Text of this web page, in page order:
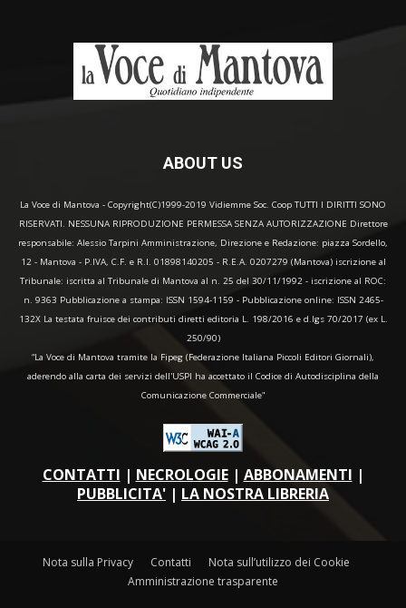
ABOUT US
La Voce di Mantova - Copyright(C)1999-2019 Vidiemme Soc. Coop TUTTI I DIRITTI SONO
RISERVATI. NESSUNA RIPRODUZIONE PERMESSA SENZA AUTORIZZAZIONE Direttore
responsabile: Alessio Tarpini Amministrazione, Direzione e Redazione: piazza Sordello,
12 - Mantova - P.IVA, C.F. e R.I. 01898140205 - R.E.A. 0207279 (Mantova) iscrizione al
Tribunale: iscritta al Tribunale di Mantova al n. 25 del 30/11/1992 - iscrizione al ROC:
n. 9363 Pubblicazione a stampa: ISSN 1594-1159 - Pubblicazione online: ISSN 2465-
132X La testata fruisce dei contributi diretti editoria L. 198/2016 e d.lgs 70/2017 (ex L.
250/90)
“La Voce di Mantova tramite la Fipeg (Federazione Italiana Piccoli Editori Giornali),
aderendo alla carta dei servizi dell'USPI ha accettato il Codice di Autodisciplina della
Comunicazione Commerciale"
CONTATTI | NECROLOGIE| ABBONAMENTI |
PUBBLICITA' | LA NOSTRA LIBRERIA
Nota sulla Privacy Contatti
Nota sull’utilizzo dei Cookie
Amministrazione trasparente